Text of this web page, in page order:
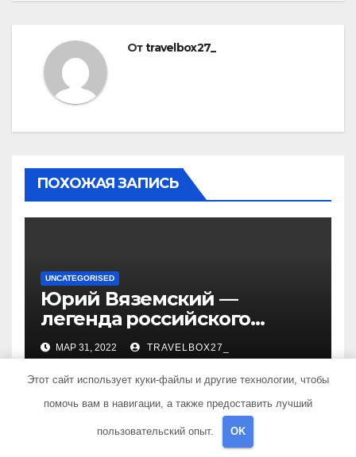
Отtravelbox27_
ПОХОЖАЯ ЗАПИСЬ
UNCATEGORISED
Юрий Вяземский —
легенда российского
спорта — биография,
достижения и вклад в
развитие гимнастики
МАР 31, 2022 TRAVELBOX27_
Этот сайт использует куки-файлы и другие технологии, чтобы
помочь вам в навигации, а также предоставить лучший
пользовательский опыт. OK